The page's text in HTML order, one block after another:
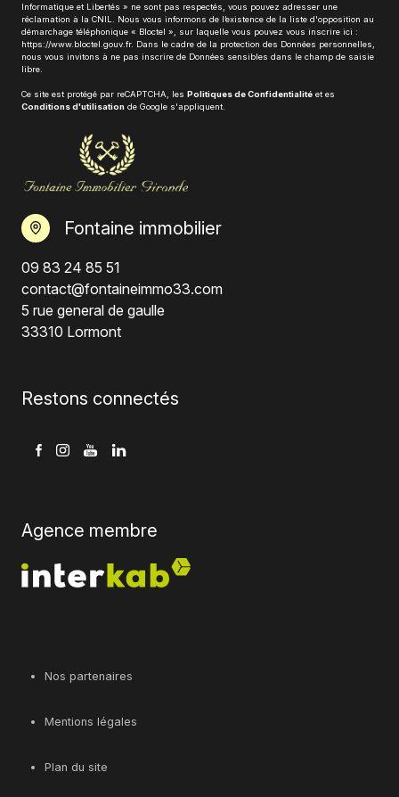
Informatique et Libertés » ne sont pas respectés, vous pouvez adresser une
réclamation à la CNIL. Nous vous informons de l’existence de la liste d'opposition au
démarchage téléphonique « Bloctel », sur laquelle vous pouvez vous inscrire ici :
https://www.bloctel.gouv.fr. Dans le cadre de la protection des Données personnelles,
nous vous invitons à ne pas inscrire de Données sensibles dans le champ de saisie
libre.
Ce site est protégé par reCAPTCHA, les Politiques de Confidentialité et es
Conditions d'utilisation de Google s'appliquent.
Fontaine immobilier
09 83 24 85 51
contact@fontaineimmo33.com
5 rue general de gaulle
33310 Lormont
Restons connectés
Agence membre
Nos partenaires
Mentions légales
Plan du site